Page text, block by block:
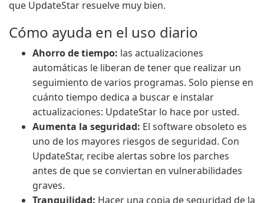
que UpdateStar resuelve muy bien.
Cómo ayuda en el uso diario
Ahorro de tiempo: las actualizaciones
automáticas le liberan de tener que realizar un
seguimiento de varios programas. Solo piense en
cuánto tiempo dedica a buscar e instalar
actualizaciones: UpdateStar lo hace por usted.
Aumenta la seguridad: El software obsoleto es
uno de los mayores riesgos de seguridad. Con
UpdateStar, recibe alertas sobre los parches
antes de que se conviertan en vulnerabilidades
graves.
Tranquilidad: Hacer una copia de seguridad de la